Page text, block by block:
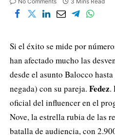
Si el éxito se mide por
han afectado mucho las
desde el asunto Balocco
negada) con su pareja. Fedez.
oficial del influencer en el
Nove, la estrella rubia de las
batalla de audiencia, con